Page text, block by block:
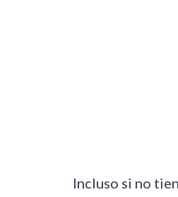
Incluso si no